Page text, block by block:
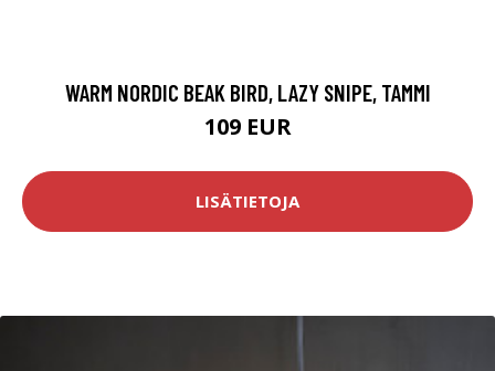
WARM NORDIC BEAK BIRD, LAZY SNIPE, TAMMI
109 EUR
LISÄTIETOJA